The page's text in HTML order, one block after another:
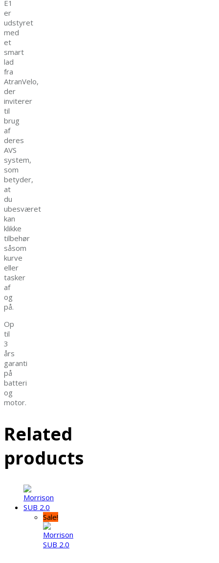
E1
er
udstyret
med
et
smart
lad
fra
AtranVelo,
der
inviterer
til
brug
af
deres
AVS
system,
som
betyder,
at
du
ubesværet
kan
klikke
tilbehør
såsom
kurve
eller
tasker
af
og
på.
Op
til
3
års
garanti
på
batteri
og
motor.
Related
products
Sale!